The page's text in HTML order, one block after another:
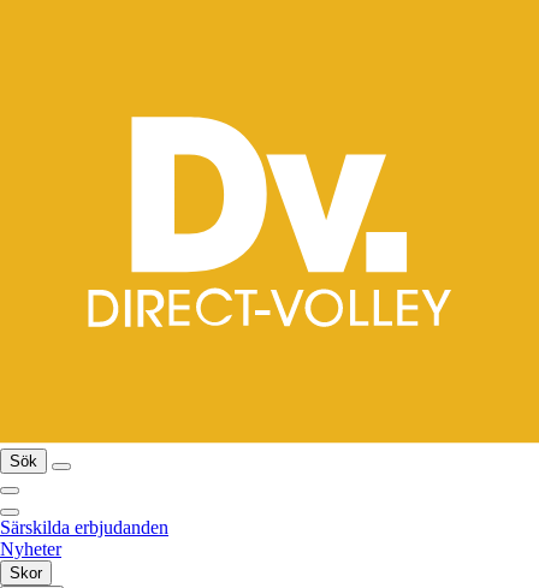
Sök
Särskilda erbjudanden
Nyheter
Skor